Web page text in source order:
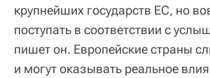
крупнейших государств ЕС, но
поступать в соответствии с
пишет он. Европейские страны
и могут оказывать реальное